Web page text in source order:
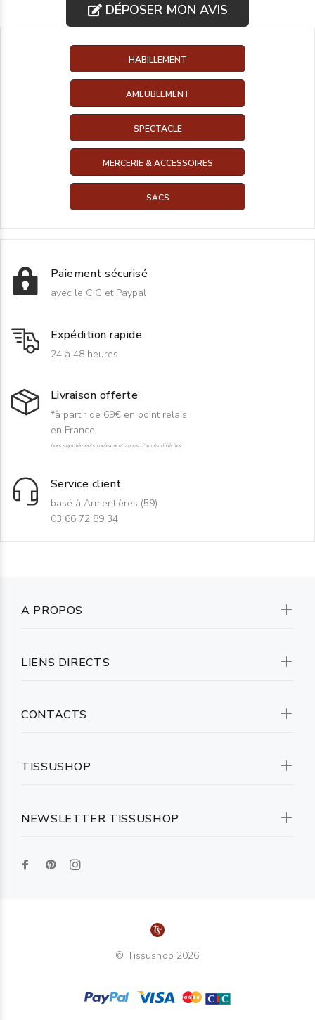
DÉPOSER MON AVIS
HABILLEMENT
AMEUBLEMENT
SPECTACLE
MERCERIE & ACCESSOIRES
SACS
Paiement sécurisé
avec le CIC et Paypal
Expédition rapide
24 à 48 heures
Livraison offerte
*à partir de 69€ en point relais
en France
hors suppléments rouleaux et zones d'accès difficiles
Service client
basé à Armentières (59)
03 66 72 89 34
NEWSLETTER TISSUSHOP
A PROPOS
LIENS DIRECTS
CONTACTS
TISSUSHOP
© Tissushop 2026